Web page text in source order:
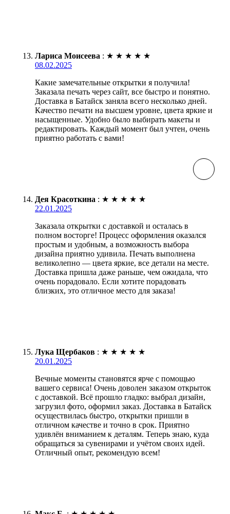
Лариса Моисеева : ★ ★ ★ ★ ★
08.02.2025
Какие замечательные открытки я получила!
Заказала печать через сайт, все быстро и понятно.
Доставка в Батайск заняла всего несколько дней.
Качество печати на высшем уровне, цвета яркие и
насыщенные. Удобно было выбирать макеты и
редактировать. Каждый момент был учтен, очень
приятно работать с вами!
Дея Красоткина : ★ ★ ★ ★ ★
22.01.2025
Заказала открытки с доставкой и осталась в
полном восторге! Процесс оформления оказался
простым и удобным, а возможность выбора
дизайна приятно удивила. Печать выполнена
великолепно — цвета яркие, все детали на месте.
Доставка пришла даже раньше, чем ожидала, что
очень порадовало. Если хотите порадовать
близких, это отличное место для заказа!
Лука Щербаков : ★ ★ ★ ★ ★
20.01.2025
Вечные моменты становятся ярче с помощью
вашего сервиса! Очень доволен заказом открыток
с доставкой. Всё прошло гладко: выбрал дизайн,
загрузил фото, оформил заказ. Доставка в Батайск
осуществилась быстро, открытки пришли в
отличном качестве и точно в срок. Приятно
удивлён вниманием к деталям. Теперь знаю, куда
обращаться за сувенирами и учётом своих идей.
Отличный опыт, рекомендую всем!